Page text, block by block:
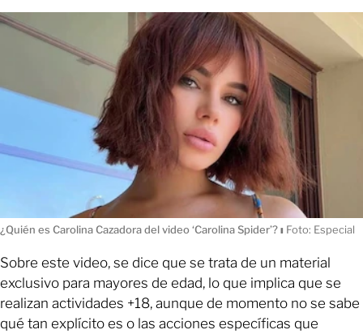
¿Quién es Carolina Cazadora del video ‘Carolina Spider’?ı Foto: Especial
Sobre este video, se dice que se trata de un material
exclusivo para mayores de edad, lo que implica que se
realizan actividades +18, aunque de momento no se sabe
qué tan explícito es o las acciones específicas que